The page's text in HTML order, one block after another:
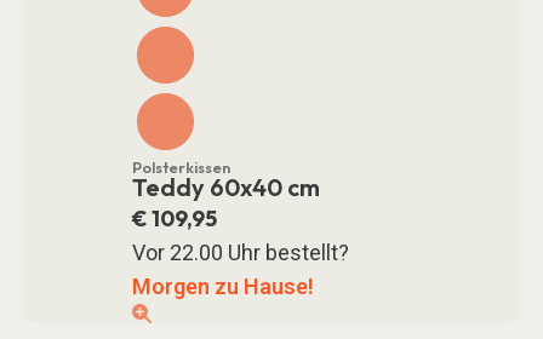
Polsterkissen
Teddy 60x40 cm
€109,95
Vor 22.00 Uhr bestellt?
Morgen zu Hause!